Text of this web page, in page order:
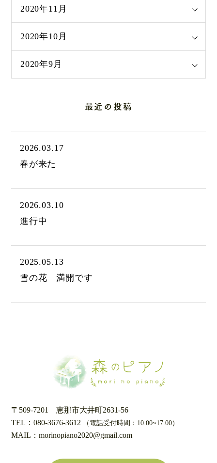
2020年11月
2020年10月
2020年9月
最近の投稿
2026.03.17
春が来た
2026.03.10
進行中
2025.05.13
雪の花 満開です
〒509-7201恵那市大井町2631-56
TEL：080-3676-3612
（電話受付時間：10:00~17:00）
MAIL：morinopiano2020@gmail.com